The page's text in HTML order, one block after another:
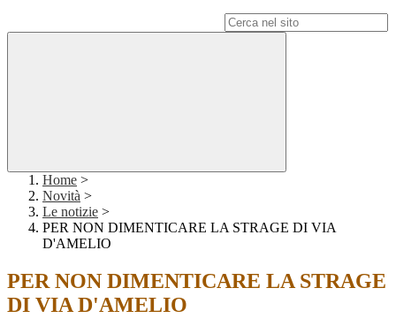
Home >
Novità >
Le notizie >
PER NON DIMENTICARE LA STRAGE DI VIA
D'AMELIO
PER NON DIMENTICARE LA STRAGE
DI VIA D'AMELIO